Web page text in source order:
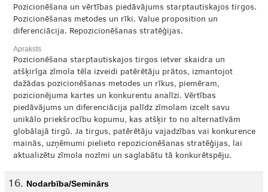
Pozicionēšana un vērtības piedāvājums starptautiskajos tirgos.
Pozicionēšanas metodes un rīki. Value proposition un
diferenciācija. Repozicionēšanas stratēģijas.
Apraksts
Pozicionēšana starptautiskajos tirgos ietver skaidra un
atšķirīga zīmola tēla izveidi patērētāju prātos, izmantojot
dažādas pozicionēšanas metodes un rīkus, piemēram,
pozicionējuma kartes un konkurentu analīzi. Vērtības
piedāvājums un diferenciācija palīdz zīmolam izcelt savu
unikālo priekšrocību kopumu, kas atšķir to no alternatīvām
globālajā tirgū. Ja tirgus, patērētāju vajadzības vai konkurence
mainās, uzņēmumi pielieto repozicionēšanas stratēģijas, lai
aktualizētu zīmola nozīmi un saglabātu tā konkurētspēju.
Nodarbība/Seminārs